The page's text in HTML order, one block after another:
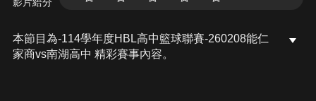
本節目為-114學年度HBL高中籃球聯賽-260208能仁
家商vs南湖高中 精彩賽事內容。